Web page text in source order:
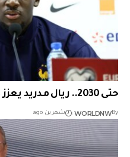
حتى 2030.. ريال مدريد يعزز دفاعه بـ"نجم ليفربول"
By
WORLDNW شهرين ago